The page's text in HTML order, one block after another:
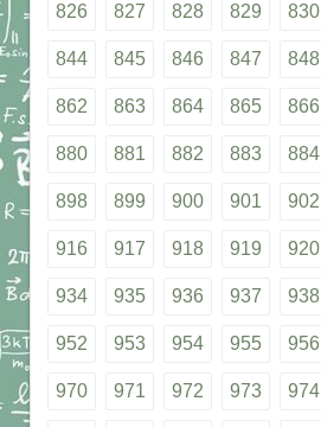
826 827 828 829 830
844 845 846 847 848
862 863 864 865 866
880 881 882 883 884
898 899 900 901 902
916 917 918 919 920
934 935 936 937 938
952 953 954 955 956
970 971 972 973 974